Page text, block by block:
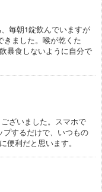
毎朝1錠飲んでいますが
きました。喉が乾くた
暴食しないように自分で
ざいました。スマホで
するだけで、いつもの
便利だと思います。